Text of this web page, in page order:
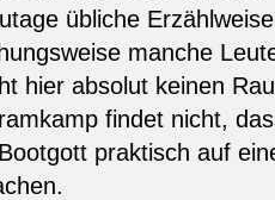
übliche
manche
hier absolut keinen
findet nicht,
praktisch auf